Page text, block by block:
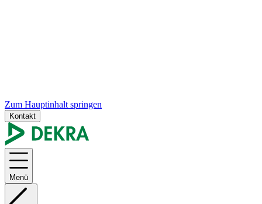
Zum Hauptinhalt springen
Kontakt
Menü